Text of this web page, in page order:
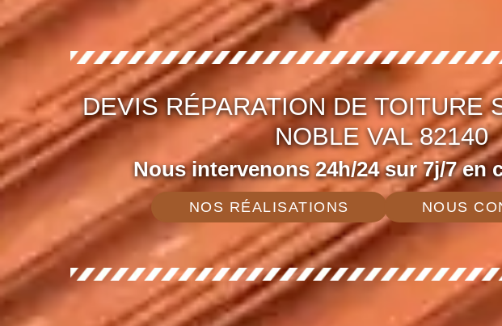
DEVIS RÉPARATION DE TOITURE
NOBLE VAL 82140
Nous intervenons 24h/24 sur 7j/7 en
NOS RÉALISATIONS NOUS